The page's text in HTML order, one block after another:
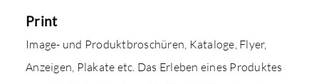
Print
Image- und Produktbroschüren, Kataloge, Flyer,
Anzeigen, Plakate etc. Das Erleben eines Produktes